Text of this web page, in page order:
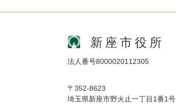
新座市役所
法人番号8000020112305
〒352-8623
埼玉県新座市野火止一丁目1番1号